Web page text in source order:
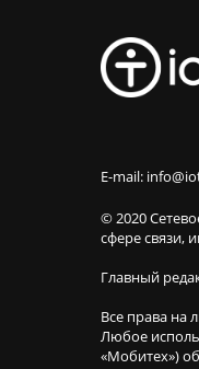
E-mail:
© 2020
сфере
Главный
Все права на
Любое
«Мобитех»)